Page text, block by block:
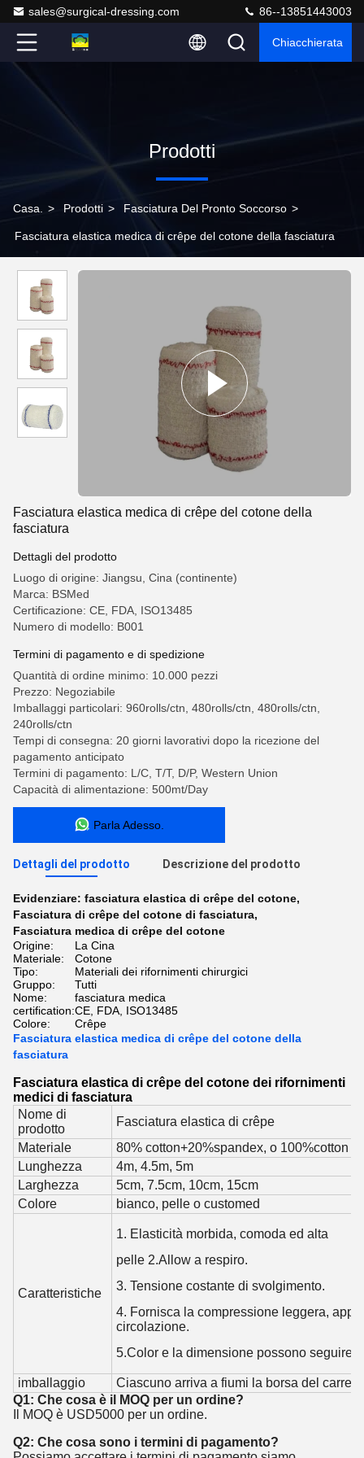
sales@surgical-dressing.com 86--13851443003
Chiacchierata
Prodotti
Casa. > Prodotti > Fasciatura Del Pronto Soccorso >
Fasciatura elastica medica di crêpe del cotone della fasciatura
Fasciatura elastica medica di crêpe del cotone della
fasciatura
Dettagli del prodotto
Luogo di origine: Jiangsu, Cina (continente)
Marca: BSMed
Certificazione: CE, FDA, ISO13485
Numero di modello: B001
Termini di pagamento e di spedizione
Quantità di ordine minimo: 10.000 pezzi
Prezzo: Negoziabile
Imballaggi particolari: 960rolls/ctn, 480rolls/ctn, 480rolls/ctn,
240rolls/ctn
Tempi di consegna: 20 giorni lavorativi dopo la ricezione del
pagamento anticipato
Termini di pagamento: L/C, T/T, D/P, Western Union
Capacità di alimentazione: 500mt/Day
Parla Adesso.
Dettagli del prodotto Descrizione del prodotto
Evidenziare: fasciatura elastica di crêpe del cotone,
Fasciatura di crêpe del cotone di fasciatura,
Fasciatura medica di crêpe del cotone
Origine:
La Cina
Materiale:
Cotone
Tipo:
Materiali dei rifornimenti chirurgici
Gruppo:
Tutti
Nome:
fasciatura medica
certification:CE, FDA, ISO13485
Colore:
Crêpe
Fasciatura elastica medica di crêpe del cotone della
fasciatura
Fasciatura elastica di crêpe del cotone dei rifornimenti
medici di fasciatura
Nome di
prodotto
Fasciatura elastica di crêpe
Materiale
80% cotton+20%spandex, o 100%cotton
Lunghezza
4m, 4.5m, 5m
Larghezza
5cm, 7.5cm, 10cm, 15cm
Colore
bianco, pelle o customed
Caratteristiche
1. Elasticità morbida, comoda ed alta
pelle 2.Allow a respiro.
3. Tensione costante di svolgimento.
4. Fornisca la compressione leggera,
circolazione.
5.Color e la dimensione possono seguire
imballaggio
Ciascuno arriva a fiumi la borsa del
Q1: Che cosa è il MOQ per un ordine?
Il MOQ è USD5000 per un ordine.
Q2: Che cosa sono i termini di pagamento?